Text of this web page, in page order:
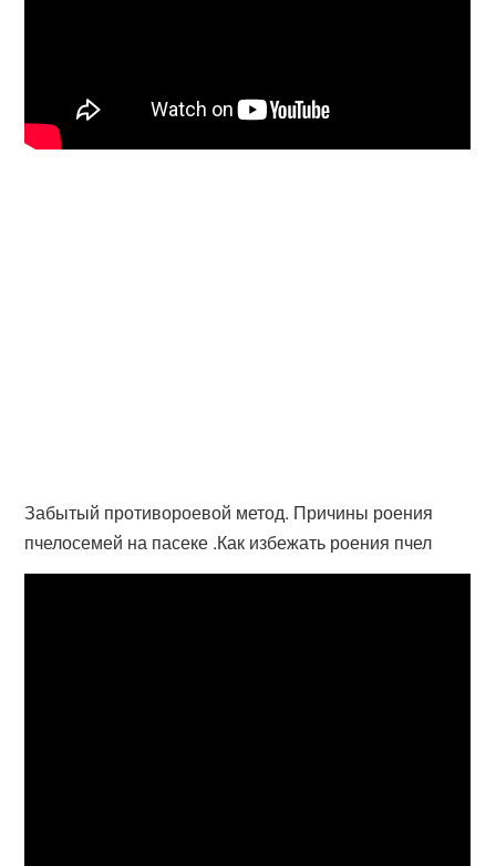
Забытый противороевой метод. Причины роения
пчелосемей на пасеке .Как избежать роения пчел